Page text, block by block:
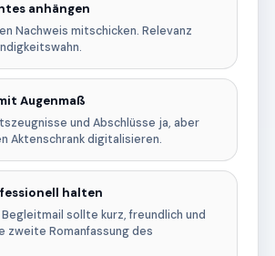
anhängen
Nachweis mitschicken. Relevanz
Augenmaß
und Abschlüsse ja, aber
Aktenschrank digitalisieren.
halten
sollte kurz, freundlich und
zweite Romanfassung des